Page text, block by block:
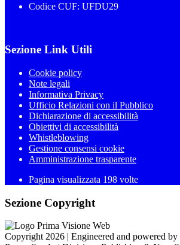
Codice CUF: UFDU29
Sezione Link Utili
Cookie policy
Note legali
Informativa Privacy
Ufficio Relazioni con il Pubblico
Dichiarazione di accessibilità
Obiettivi di accessibilità
Whistleblowing
Gestione consensi cookie
Amministrazione trasparente
Pagina visualizzata 198 volte
Sezione Copyright
Copyright 2026 | Engineered and powered